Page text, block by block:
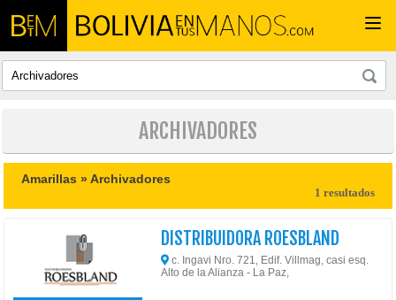
ARCHIVADORES
Amarillas »Archivadores
1 resultados
DISTRIBUIDORA ROESBLAND
c. Ingavi Nro. 721, Edif. Villmag, casi esq.
Alto de la Alianza - La Paz,